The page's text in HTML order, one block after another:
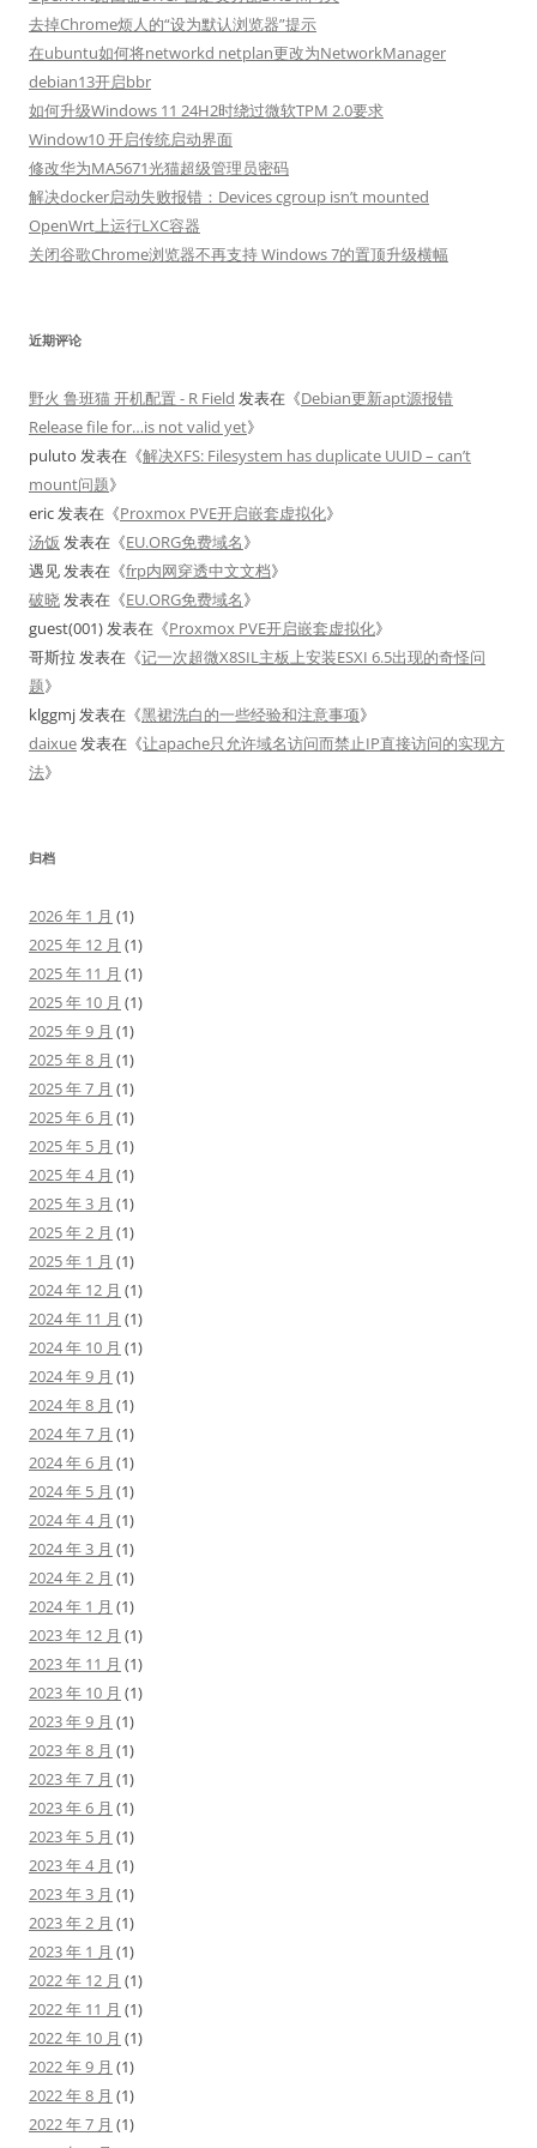
去掉Chrome烦人的“设为默认浏览器”提示
在ubuntu如何将networkd netplan更改为NetworkManager
debian13开启bbr
如何升级Windows 11 24H2时绕过微软TPM 2.0要求
Window10 开启传统启动界面
修改华为MA5671光猫超级管理员密码
解决docker启动失败报错：Devices cgroup isn’t mounted
OpenWrt上运行LXC容器
关闭谷歌Chrome浏览器不再支持 Windows 7的置顶升级横幅
近期评论
野火 鲁班猫 开机配置 - R Field 发表在《Debian更新apt源报错
Release file for…is not valid yet》
puluto 发表在《解决XFS: Filesystem has duplicate UUID – can’t
mount问题》
eric发表在《Proxmox PVE开启嵌套虚拟化》
汤饭 发表在《EU.ORG免费域名》
遇见发表在《frp内网穿透中文文档》
破晓发表在《EU.ORG免费域名》
guest(001)发表在《Proxmox PVE开启嵌套虚拟化》
哥斯拉 发表在《记一次超微X8SIL主板上安装ESXI 6.5出现的奇怪问
题》
klggmj发表在《黑裙洗白的一些经验和注意事项》
daixue发表在《让apache只允许域名访问而禁止IP直接访问的实现方
法》
归档
2026 年 1 月 (1)
2025 年 12 月 (1)
2025 年 11 月 (1)
2025 年 10 月 (1)
2025 年 9 月 (1)
2025 年 8 月 (1)
2025 年 7 月 (1)
2025 年 6 月 (1)
2025 年 5 月 (1)
2025 年 4 月 (1)
2025 年 3 月 (1)
2025 年 2 月 (1)
2025 年 1 月 (1)
2024 年 12 月 (1)
2024 年 11 月 (1)
2024 年 10 月 (1)
2024 年 9 月 (1)
2024 年 8 月 (1)
2024 年 7 月 (1)
2024 年 6 月 (1)
2024 年 5 月 (1)
2024 年 4 月 (1)
2024 年 3 月 (1)
2024 年 2 月 (1)
2024 年 1 月 (1)
2023 年 12 月 (1)
2023 年 11 月 (1)
2023 年 10 月 (1)
2023 年 9 月 (1)
2023 年 8 月 (1)
2023 年 7 月 (1)
2023 年 6 月 (1)
2023 年 5 月 (1)
2023 年 4 月 (1)
2023 年 3 月 (1)
2023 年 2 月 (1)
2023 年 1 月 (1)
2022 年 12 月 (1)
2022 年 11 月 (1)
2022 年 10 月 (1)
2022 年 9 月 (1)
2022 年 8 月 (1)
2022 年 7 月 (1)